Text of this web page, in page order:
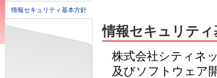
情報セキュリティ
株式会社シティネ
及びソフトウェア
情報セキュリティ基本方針